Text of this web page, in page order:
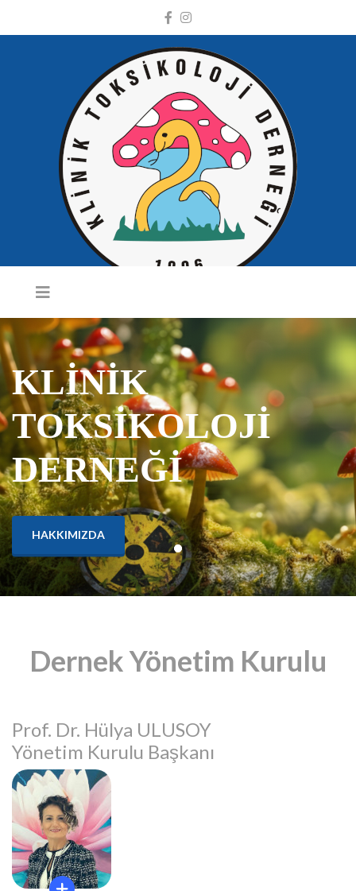
KLINIK
TOKSIKOLOJI
DERNEĞI WEB
KLİNİK
TOKSİKOLOJİ
DERNEĞİ
HAKKIMIZDA
Dernek Yönetim Kurulu
Prof. Dr. Hülya ULUSOY
Yönetim Kurulu Başkanı